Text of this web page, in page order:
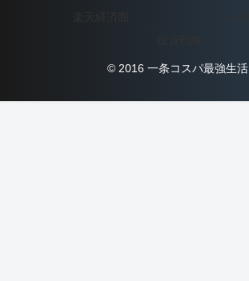
© 2016 一条コスパ最強生活.